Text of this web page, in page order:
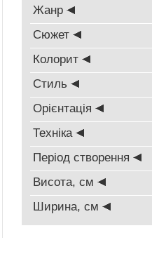
Жанр
Сюжет
Колорит
Стиль
Oрієнтація
Техніка
Період створення
Висота, см
Ширина, см